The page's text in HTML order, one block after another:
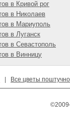
в Кривой рог
в Николаев
в Мариуполь
в Луганск
в Севастополь
в Винницу
Все цветы поштучно